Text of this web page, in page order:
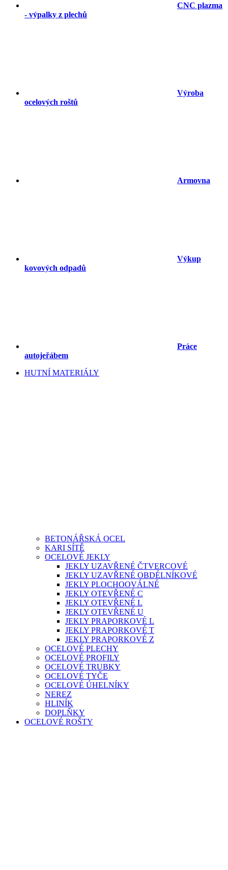
CNC plazma
- výpalky z plechů
Výroba
ocelových roštů
Armovna
Výkup
kovových odpadů
Práce
autojeřábem
HUTNÍ MATERIÁLY
BETONÁŘSKÁ OCEL
KARI SÍTĚ
OCELOVÉ JEKLY
JEKLY UZAVŘENÉ ČTVERCOVÉ
JEKLY UZAVŘENÉ OBDÉLNÍKOVÉ
JEKLY PLOCHOOVÁLNÉ
JEKLY OTEVŘENÉ C
JEKLY OTEVŘENÉ L
JEKLY OTEVŘENÉ U
JEKLY PRAPORKOVÉ L
JEKLY PRAPORKOVÉ T
JEKLY PRAPORKOVÉ Z
OCELOVÉ PLECHY
OCELOVÉ PROFILY
OCELOVÉ TRUBKY
OCELOVÉ TYČE
OCELOVÉ ÚHELNÍKY
NEREZ
HLINÍK
DOPLŇKY
OCELOVÉ ROŠTY